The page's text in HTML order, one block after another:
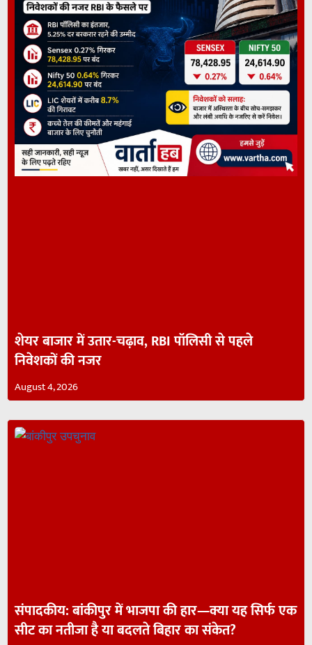
शेयर बाजार में उतार-चढ़ाव, RBI पॉलिसी से पहले
निवेशकों की नजर
August 4, 2026
संपादकीय: बांकीपुर में भाजपा की हार—क्या यह सिर्फ एक
सीट का नतीजा है या बदलते बिहार का संकेत?